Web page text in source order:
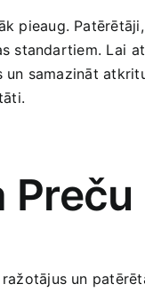
pieaug.
‍Lai⁤
samazināt
un